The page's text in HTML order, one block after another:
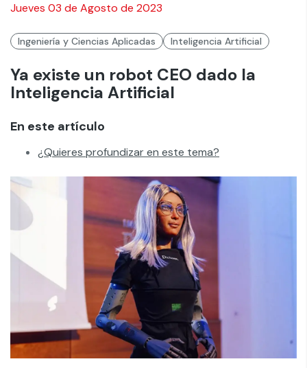
Jueves 03 de Agosto de 2023
Ingeniería y Ciencias Aplicadas Inteligencia Artificial
Ya existe un robot CEO dado la
Inteligencia Artificial
En este artículo
¿Quieres profundizar en este tema?